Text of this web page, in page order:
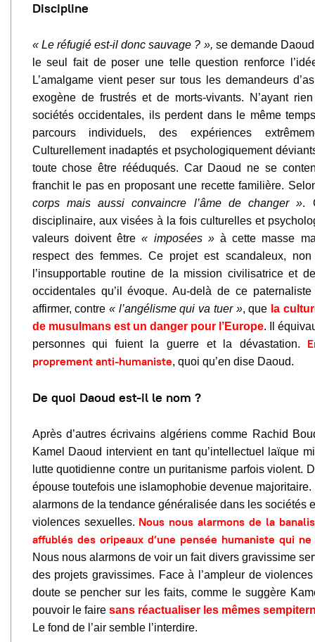
Discipline
« Le réfugié est-il donc sauvage ? », se demande
le seul fait de poser une telle question renforce
L’amalgame vient peser sur tous les demandeurs
exogène de frustrés et de morts-vivants. N’ayant
sociétés occidentales, ils perdent dans le même
parcours individuels, des expériences
Culturellement inadaptés et psychologiquement
toute chose être rééduqués. Car Daoud ne se
franchit le pas en proposant une recette familière.
corps mais aussi convaincre l’âme de changer ».
disciplinaire, aux visées à la fois culturelles et
valeurs doivent être« imposées »à cette masse
respect des femmes. Ce projet est scandaleux,
l’insupportable routine de la mission civilisatrice et
occidentales qu’il évoque. Au-delà de ce
affirmer, contre« l’angélisme qui va tuer », que la
de musulmans est un danger pour l’Europe. Il
personnes qui fuient la guerre et la dévastation.
proprement anti-humaniste, quoi qu’en dise Daoud.
De quoi Daoud est-il le nom ?
Après d’autres écrivains algériens comme Rachid
Kamel Daoud intervient en tant qu’intellectuel laïque
lutte quotidienne contre un puritanisme parfois violent.
épouse toutefois une islamophobie devenue
alarmons de la tendance généralisée dans les sociétés
violences sexuelles. Nous nous alarmons de la
affublés des oripeaux d’une pensée humaniste qui
Nous nous alarmons de voir un fait divers gravissime
des projets gravissimes. Face à l’ampleur de
doute se pencher sur les faits, comme le suggère
pouvoir le faire sans réactualiser les mêmes
Le fond de l’air semble l’interdire.